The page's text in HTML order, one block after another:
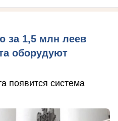
за 1,5 млн леев
оборудуют
появится система